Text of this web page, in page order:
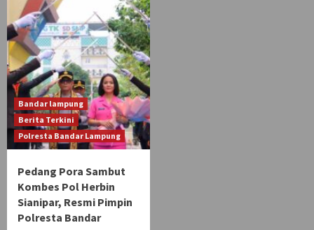
Bandar lampung
Berita Terkini
Polresta Bandar Lampung
Pedang Pora Sambut
Kombes Pol Herbin
Sianipar, Resmi Pimpin
Polresta Bandar